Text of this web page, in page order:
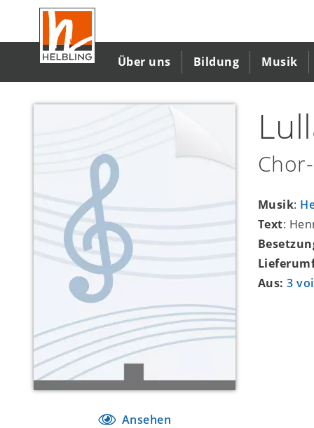
Inhalt
Über uns Bildung Musik
Ansehen
Musik:
Text:
Aus:3